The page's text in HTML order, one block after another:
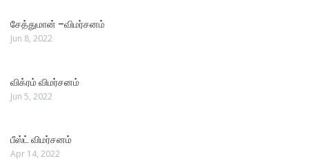
சேத்துமான் –விமர்சனம்
Jun 8, 2022
விக்ரம் விமர்சனம்
Jun 5, 2022
பீஸ்ட் விமர்சனம்
Apr 14, 2022